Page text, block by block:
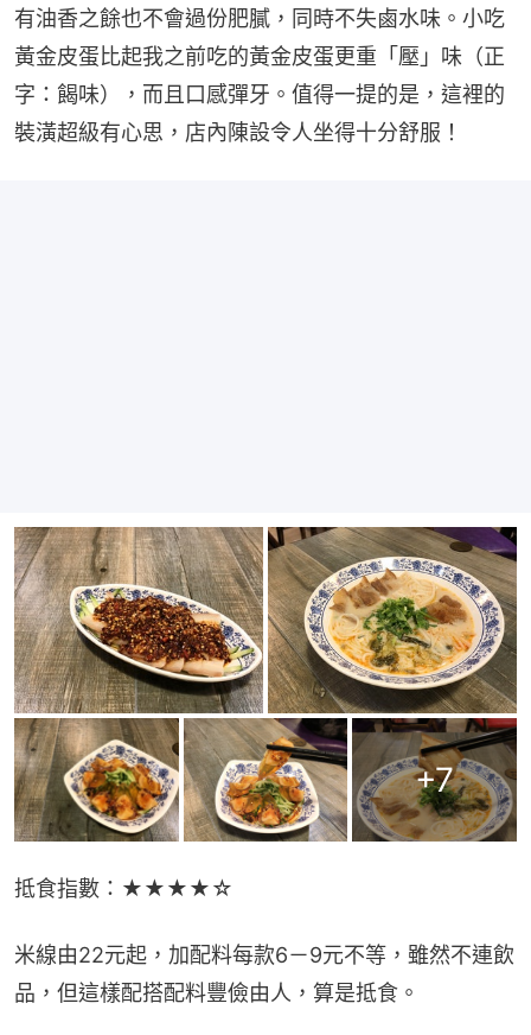
有油香之餘也不會過份肥膩，同時不失鹵水味。小吃
黃金皮蛋比起我之前吃的黃金皮蛋更重「壓」味（正
字：餲味），而且口感彈牙。值得一提的是，這裡的
裝潢超級有心思，店內陳設令人坐得十分舒服！
+7
抵食指數：★★★★☆
米線由22元起，加配料每款6－9元不等，雖然不連飲
品，但這樣配搭配料豐儉由人，算是抵食。